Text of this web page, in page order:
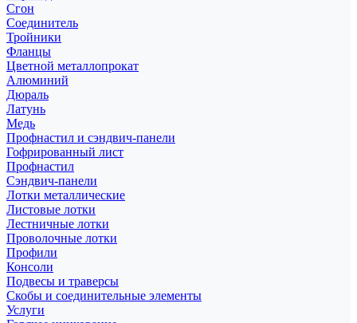
Сгон
Соединитель
Тройники
Фланцы
Цветной металлопрокат
Алюминий
Дюраль
Латунь
Медь
Профнастил и сэндвич-панели
Гофрированный лист
Профнастил
Сэндвич-панели
Лотки металлические
Листовые лотки
Лестничные лотки
Проволочные лотки
Профили
Консоли
Подвесы и траверсы
Скобы и соединительные элементы
Услуги